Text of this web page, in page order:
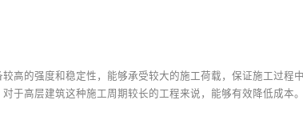
高的强度和稳定性，能够承受较大的施工荷载，保证施工过程
于高层建筑这种施工周期较长的工程来说，能够有效降低成本。